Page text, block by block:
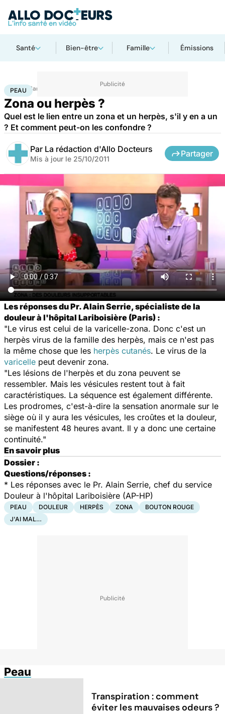
Santé Bien-être Famille Émissions
Accueil Santé
PEAU
Zona ou herpès ?
Quel est le lien entre un zona et un herpès, s'il y en a un
? Et comment peut-on les confondre ?
Par La rédaction d'Allo Docteurs
Mis à jour le 25/10/2011
Partager
Les réponses du Pr. Alain Serrie, spécialiste de la
douleur à l'hôpital Lariboisière (Paris) :
"Le virus est celui de la varicelle-zona. Donc c'est un
herpès virus de la famille des herpès, mais ce n'est pas
la même chose que les herpès cutanés. Le virus de la
varicelle peut devenir zona.
"Les lésions de l'herpès et du zona peuvent se
ressembler. Mais les vésicules restent tout à fait
caractéristiques. La séquence est également différente.
Les prodromes, c'est-à-dire la sensation anormale sur le
siège où il y aura les vésicules, les croûtes et la douleur,
se manifestent 48 heures avant. Il y a donc une certaine
continuité."
En savoir plus
Dossier :
Questions/réponses :
* Les réponses avec le Pr. Alain Serrie, chef du service
Douleur à l'hôpital Lariboisière (AP-HP)
PEAU DOULEUR HERPÈS ZONA
BOUTON ROUGE
J'AI MAL…
Peau
Transpiration : comment
éviter les mauvaises odeurs ?